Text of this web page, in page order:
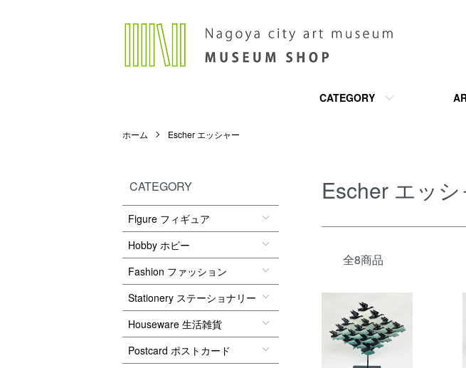
CATEGORY
ホーム Escher エッシャー
Escher エッ
全8商品
CATEGORY
Figure フィギュア
Hobby ホビー
Fashion ファッション
Stationery ステーショナリー
Houseware 生活雑貨
Postcard ポストカード